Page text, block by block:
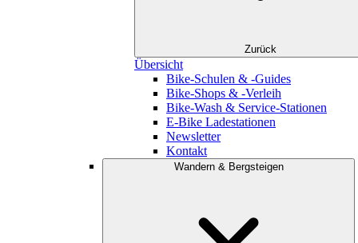
Zurück
Übersicht
Bike-Schulen & -Guides
Bike-Shops & -Verleih
Bike-Wash & Service-Stationen
E-Bike Ladestationen
Newsletter
Kontakt
Wandern & Bergsteigen